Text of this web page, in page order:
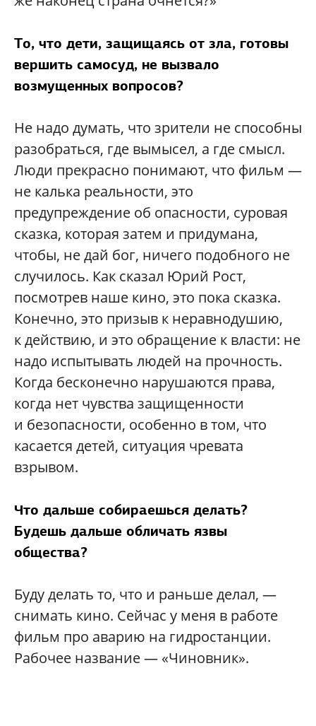
То, что дети, защищаясь от зла, готовы
вершить самосуд, не вызвало
возмущенных вопросов?
Не надо думать, что зрители не способны
разобраться, где вымысел, а где смысл.
Люди прекрасно понимают, что фильм —
не калька реальности, это
предупреждение об опасности, суровая
сказка, которая затем и придумана,
чтобы, не дай бог, ничего подобного не
случилось. Как сказал Юрий Рост,
посмотрев наше кино, это пока сказка.
Конечно, это призыв к неравнодушию,
к действию, и это обращение к власти: не
надо испытывать людей на прочность.
Когда бесконечно нарушаются права,
когда нет чувства защищенности
и безопасности, особенно в том, что
касается детей, ситуация чревата
взрывом.
Что дальше собираешься делать?
Будешь дальше обличать язвы
общества?
Буду делать то, что и раньше делал, —
снимать кино. Сейчас у меня в работе
фильм про аварию на гидростанции.
Рабочее название — «Чиновник».